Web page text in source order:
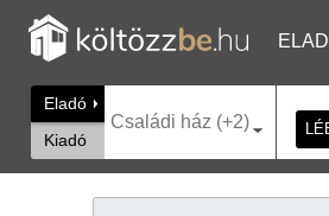
Eladó
Kiadó
Családi ház (+2)